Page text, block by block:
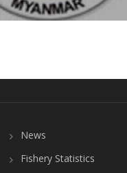
News
Fishery Statistics